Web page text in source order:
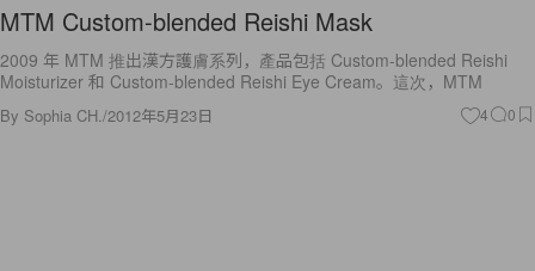
MTM Custom-blended Reishi Mask
2009 年 MTM 推出漢方護膚系列，產品包括 Custom-blended Reishi
Moisturizer 和 Custom-blended Reishi Eye Cream。這次，MTM
By Sophia CH. /2012年5月23日 4 0